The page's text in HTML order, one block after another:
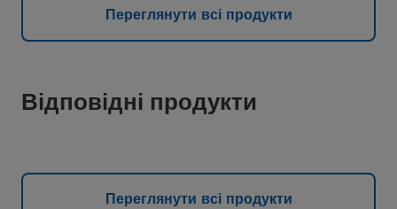
Переглянути всі продукти
Відповідні продукти
Переглянути всі продукти